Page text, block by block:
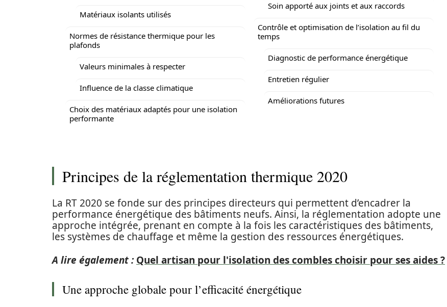
Matériaux isolants utilisés
Normes de résistance thermique pour les
plafonds
Valeurs minimales à respecter
Influence de la classe climatique
Choix des matériaux adaptés pour une isolation
performante
Soin apporté aux joints et aux raccords
Contrôle et optimisation de l’isolation au fil du
temps
Diagnostic de performance énergétique
Entretien régulier
Améliorations futures
Principes de la réglementation thermique 2020
La RT 2020 se fonde sur des principes directeurs qui permettent d’encadrer la
performance énergétique des bâtiments neufs. Ainsi, la réglementation adopte une
approche intégrée, prenant en compte à la fois les caractéristiques des bâtiments,
les systèmes de chauffage et même la gestion des ressources énergétiques.
A lire également : Quel artisan pour l'isolation des combles choisir pour ses aides ?
Une approche globale pour l’efficacité énergétique